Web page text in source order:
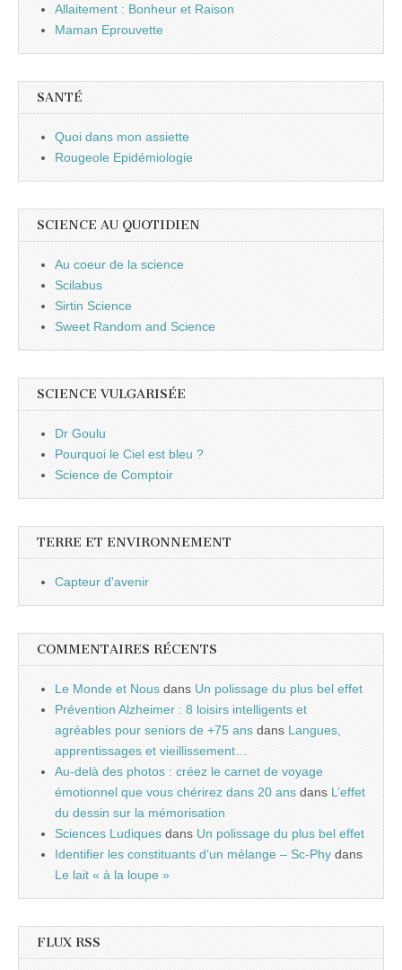
Allaitement : Bonheur et Raison
Maman Eprouvette
SANTÉ
Quoi dans mon assiette
Rougeole Epidémiologie
SCIENCE AU QUOTIDIEN
Au coeur de la science
Scilabus
Sirtin Science
Sweet Random and Science
SCIENCE VULGARISÉE
Dr Goulu
Pourquoi le Ciel est bleu ?
Science de Comptoir
TERRE ET ENVIRONNEMENT
Capteur d'avenir
COMMENTAIRES RÉCENTS
Le Monde et Nous dans Un polissage du plus bel effet
Prévention Alzheimer : 8 loisirs intelligents et
agréables pour seniors de +75 ans dans Langues,
apprentissages et vieillissement…
Au-delà des photos : créez le carnet de voyage
émotionnel que vous chérirez dans 20 ans dans L’effet
du dessin sur la mémorisation
Sciences Ludiques dans Un polissage du plus bel effet
Identifier les constituants d’un mélange – Sc-Phy dans
Le lait « à la loupe »
FLUX RSS